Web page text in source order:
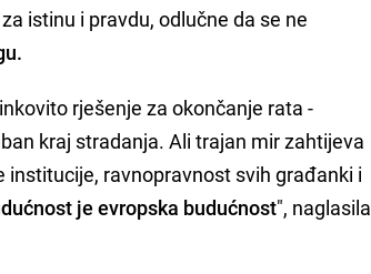
istinu i pravdu, odlučne da se ne
rješenje za okončanje rata -
kraj stradanja. Ali trajan mir zahtijeva
ravnopravnost svih građanki i
je evropska budućnost", naglasila